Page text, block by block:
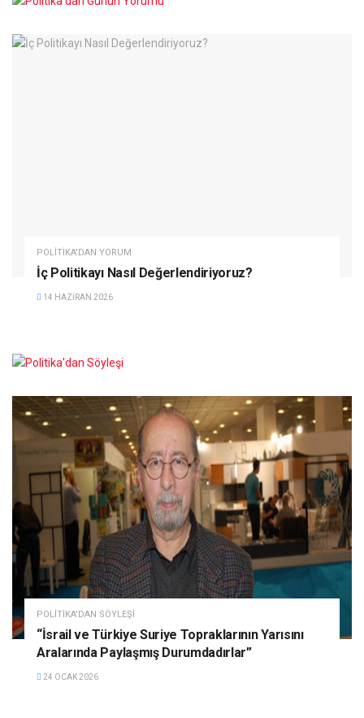
POLITIKA'DAN YORUM
İç Politikayı Nasıl Değerlendiriyoruz?
14 HAZIRAN 2026
POLITIKA'DAN SÖYLEŞI
“İsrail ve Türkiye Suriye Topraklarının Yarısını
Aralarında Paylaşmış Durumdadırlar”
24 OCAK 2026